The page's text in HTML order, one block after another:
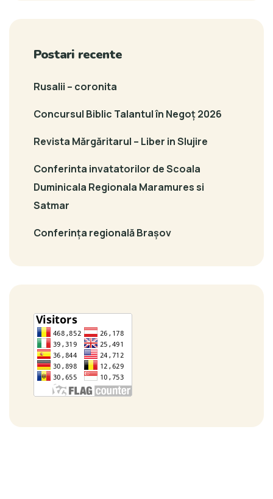
Postari recente
Rusalii – coronita
Concursul Biblic Talantul în Negoț 2026
Revista Mărgăritarul – Liber in Slujire
Conferinta invatatorilor de Scoala
Duminicala Regionala Maramures si
Satmar
Conferința regională Brașov